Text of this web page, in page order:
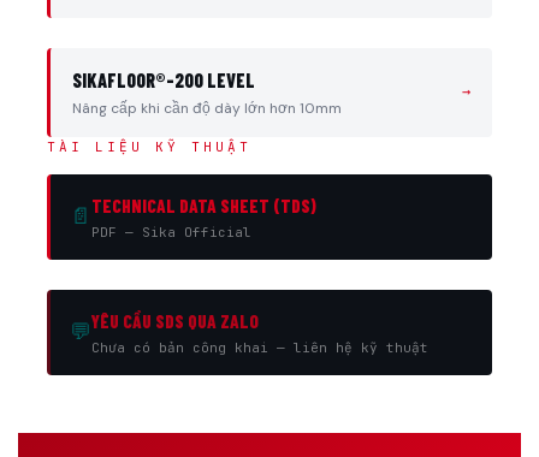
SIKAFLOOR®-200 LEVEL
Nâng cấp khi cần độ dày lớn hơn 10mm
→
TÀI LIỆU KỸ THUẬT
📄 TECHNICAL DATA SHEET (TDS)
PDF — Sika Official
💬YÊU CẦU SDS QUA ZALO
Chưa có bản công khai — liên hệ kỹ thuật